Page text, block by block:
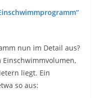
nun im Detail aus?
liegt. Ein
so aus: